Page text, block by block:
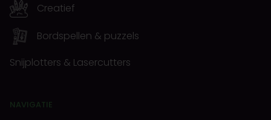
Creatief
Bordspellen & puzzels
Snijplotters & Lasercutters
NAVIGATIE